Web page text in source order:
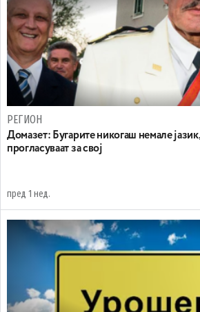
РЕГИОН
Домазет: Бугарите никогаш немале
прогласуваат за свој
пред 1 нед.